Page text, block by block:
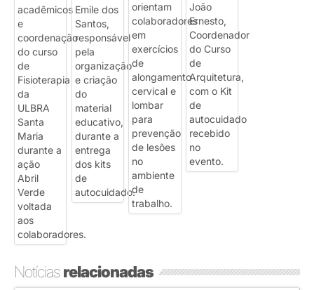
Notíciasrelacionadas